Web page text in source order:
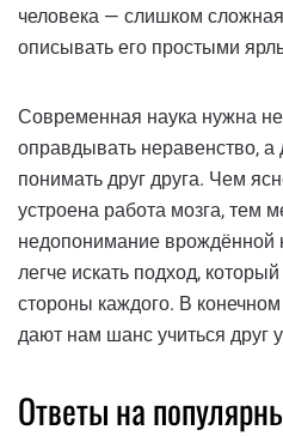
человека — слишком
описывать его простыми
Современная наука нужна не
оправдывать неравенство, а
понимать друг друга. Чем
устроена работа мозга, тем
недопонимание врождённой
легче искать подход,
стороны каждого. В
дают нам шанс учиться друг
Ответы на